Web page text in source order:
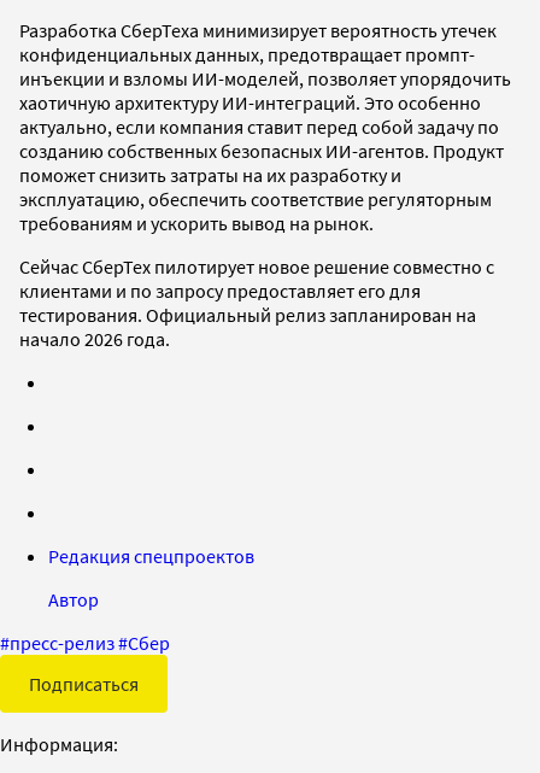
Разработка СберТеха минимизирует вероятность утечек
конфиденциальных данных, предотвращает промпт-
инъекции и взломы ИИ-моделей, позволяет упорядочить
хаотичную архитектуру ИИ-интеграций. Это особенно
актуально, если компания ставит перед собой задачу по
созданию собственных безопасных ИИ-агентов. Продукт
поможет снизить затраты на их разработку и
эксплуатацию, обеспечить соответствие регуляторным
требованиям и ускорить вывод на рынок.
Сейчас СберТех пилотирует новое решение совместно с
клиентами и по запросу предоставляет его для
тестирования. Официальный релиз запланирован на
начало 2026 года.
Редакция спецпроектов
Автор
#пресс-релиз#Сбер
Подписаться
Информация: